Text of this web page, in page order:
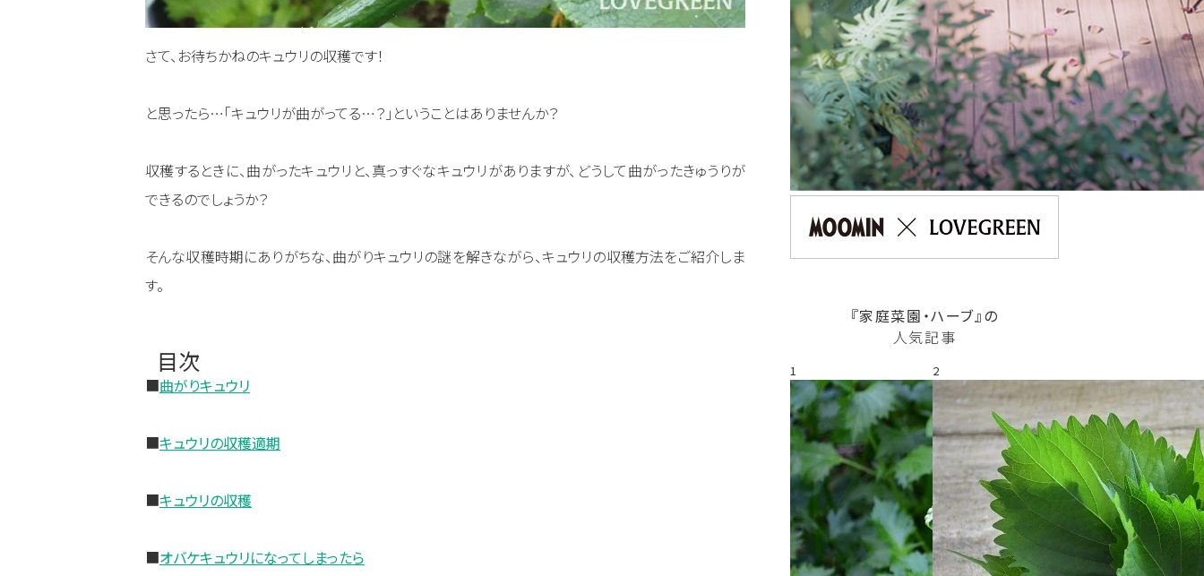
さて、お待ちかねのキュウリの収穫です！
と思ったら…「キュウリが曲がってる…？」ということはありませんか？
収穫するときに、曲がったキュウリと、真っすぐなキュウリがありますが、どうして曲がったきゅうりが
できるのでしょうか？
そんな収穫時期にありがちな、曲がりキュウリの謎を解きながら、キュウリの収穫方法をご紹介しま
す。
目次
■曲がりキュウリ
■キュウリの収穫適期
■キュウリの収穫
■オバケキュウリになってしまったら
『家庭菜園・ハーブ』の
人気記事
1 2